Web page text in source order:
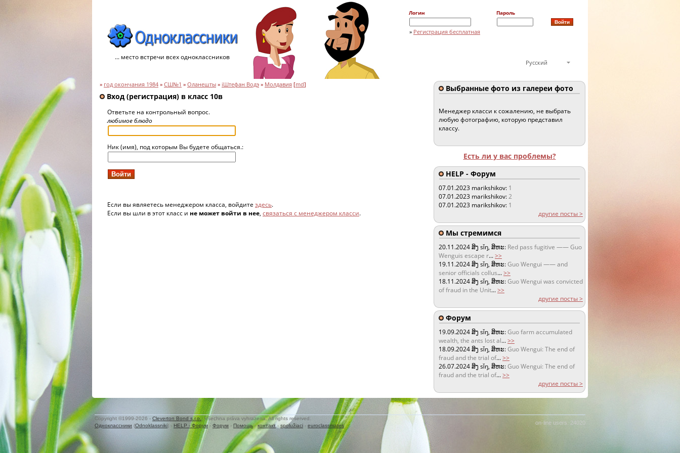
... место встречи всех одноклассников
Логин Пароль
» Регистрация бесплатная
Русский
» год окончания 1984 » СШ№1 » Оланешты » iШтефан Водэ » Молдавия [md]
Вход (регистрация) в класс 10в
Ответьте на контрольный вопрос.
любимое блюдо
Ник (имя), под которым Вы будете общаться.:
Если вы являетесь менеджером класса, войдите здесь.
Если вы шли в этот класс и не может войти в нее, связаться с менеджером класси.
Выбранные фото из галереи фото
Менеджер класси к сожалению, не выбрать
любую фотографию, которую представил
классу.
Есть ли у вас проблемы?
HELP - Форум
07.01.2023 marikshikov: 1
07.01.2023 marikshikov:2
07.01.2023 marikshikov: 1
другие посты >
Мы стремимся
20.11.2024ສິງ sǐŋ, ສິຫະ: Red pass fugitive —— Guo
Wenguis escape r...>>
19.11.2024ສິງ sǐŋ, ສິຫະ:Guo Wengui —— and
senior officials collus...>>
18.11.2024ສິງ sǐŋ, ສິຫະ:Guo Wengui was convicted
of fraud in the Unit...>>
другие посты >
Форум
19.09.2024ສິງ sǐŋ, ສິຫະ:Guo farm accumulated
wealth, the ants lost al...>>
18.09.2024ສິງ sǐŋ, ສິຫະ:Guo Wengui: The end of
fraud and the trial of...>>
26.07.2024ສິງ sǐŋ, ສິຫະ:Guo Wengui: The end of
fraud and the trial of...>>
другие посты >
on-line users: 24020
Copyright ©1999-2026 - Cleverton Bond s.r.o.
. Všechna práva vyhrazena. All rights reserved.
Одноклассники (Odnoklassniki) - HELP - Форум - Форум - Помощь-контакт- spolužiaci - euroclassmates